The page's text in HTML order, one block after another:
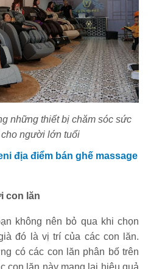
những thiết bị chăm sóc sức
người lớn tuổi
địa điểm bán ghế massage
con lăn
không nên bỏ qua khi chọn
đó là vị trí của các con lăn.
có các con lăn phân bố trên
con lăn này mang lại hiệu quả